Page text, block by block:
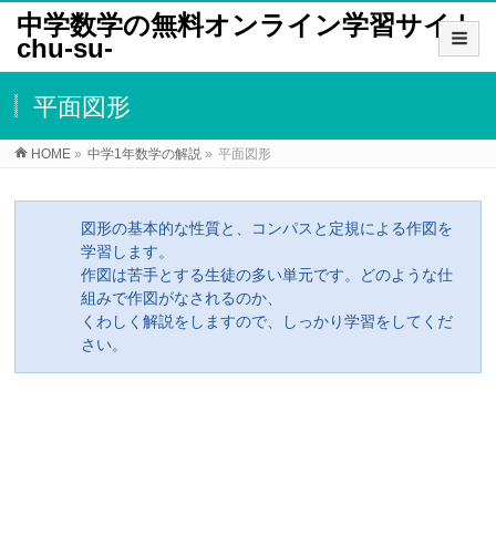
中学数学の無料オンライン学習サイト
chu-su-
平面図形
HOME » 中学1年数学の解説 » 平面図形
図形の基本的な性質と、コンパスと定規による作図を
学習します。
作図は苦手とする生徒の多い単元です。どのような仕
組みで作図がなされるのか、
くわしく解説をしますので、しっかり学習をしてくだ
さい。